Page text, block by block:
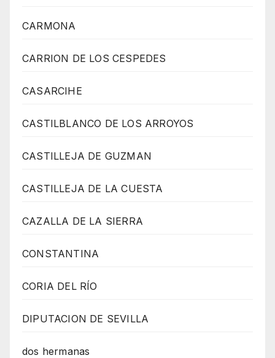
CARMONA
CARRION DE LOS CESPEDES
CASARCIHE
CASTILBLANCO DE LOS ARROYOS
CASTILLEJA DE GUZMAN
CASTILLEJA DE LA CUESTA
CAZALLA DE LA SIERRA
CONSTANTINA
CORIA DEL RÍO
DIPUTACION DE SEVILLA
dos hermanas